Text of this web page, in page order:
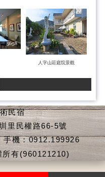
人字山莊庭院景觀
民宿
里民權路66-5號
機：0912.199926
所有(960121210)